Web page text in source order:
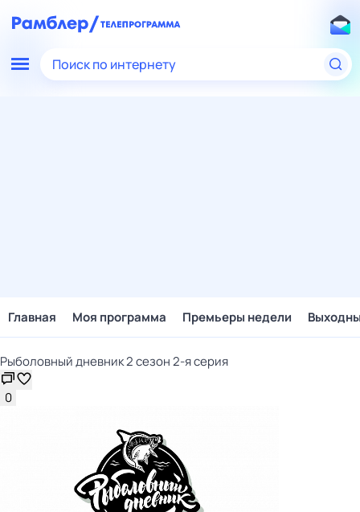
Поиск по интернету
Главная Моя программа Премьеры недели
Рыболовный дневник 2 сезон 2-я серия
0